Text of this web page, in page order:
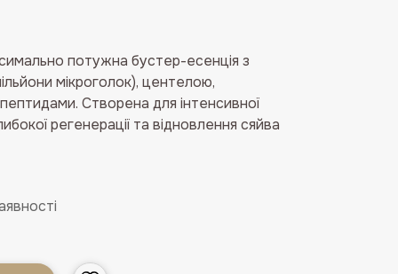
потужна бустер-есенція з
мікроголок), центелою,
Створена для інтенсивної
регенерації та відновлення сяйва